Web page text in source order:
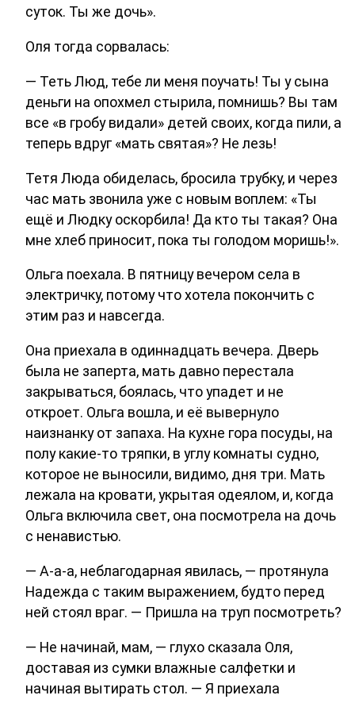
суток. Ты же дочь».
Оля тогда сорвалась:
— Теть Люд, тебе ли меня поучать! Ты у сына
деньги на опохмел стырила, помнишь? Вы там
все «в гробу видали» детей своих, когда пили, а
теперь вдруг «мать святая»? Не лезь!
Тетя Люда обиделась, бросила трубку, и через
час мать звонила уже с новым воплем: «Ты
ещё и Людку оскорбила! Да кто ты такая? Она
мне хлеб приносит, пока ты голодом моришь!».
Ольга поехала. В пятницу вечером села в
электричку, потому что хотела покончить с
этим раз и навсегда.
Она приехала в одиннадцать вечера. Дверь
была не заперта, мать давно перестала
закрываться, боялась, что упадет и не
откроет. Ольга вошла, и её вывернуло
наизнанку от запаха. На кухне гора посуды, на
полу какие-то тряпки, в углу комнаты судно,
которое не выносили, видимо, дня три. Мать
лежала на кровати, укрытая одеялом, и, когда
Ольга включила свет, она посмотрела на дочь
с ненавистью.
— А-а-а, неблагодарная явилась, — протянула
Надежда с таким выражением, будто перед
ней стоял враг. — Пришла на труп посмотреть?
— Не начинай, мам, — глухо сказала Оля,
доставая из сумки влажные салфетки и
начиная вытирать стол. — Я приехала